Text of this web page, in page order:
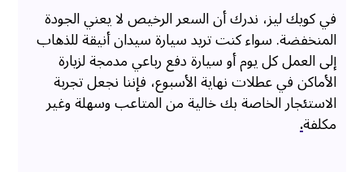
في كويك ليز، ندرك أن السعر الرخيص لا يعني الجودة
المنخفضة. سواء كنت تريد سيارة سيدان أنيقة للذهاب
إلى العمل كل يوم أو سيارة دفع رباعي مدمجة لزيارة
الأماكن في عطلات نهاية الأسبوع، فإننا نجعل تجربة
الاستئجار الخاصة بك خالية من المتاعب وسهلة وغير
مكلفة.